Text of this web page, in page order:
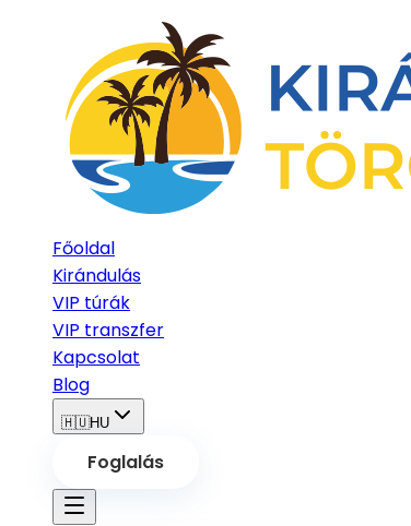
Főoldal
Kirándulás
VIP túrák
VIP transzfer
Kapcsolat
Blog
🇭🇺HU
Foglalás